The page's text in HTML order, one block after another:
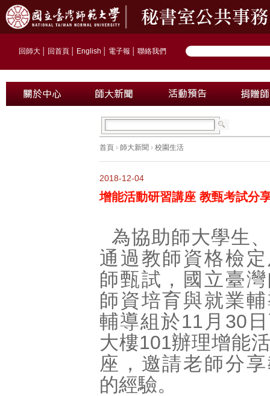
回師大 回首頁 English 電子報 聯絡我們
首頁 › 師大新聞 › 校園生活
2018-12-04
增能活動研習講座 教甄考試分
為協助師大學生
通過教師資格檢
師甄試，國立臺
師資培育與就業
輔導組於11月30
大樓101辦理增能
座，邀請老師分
的經驗。